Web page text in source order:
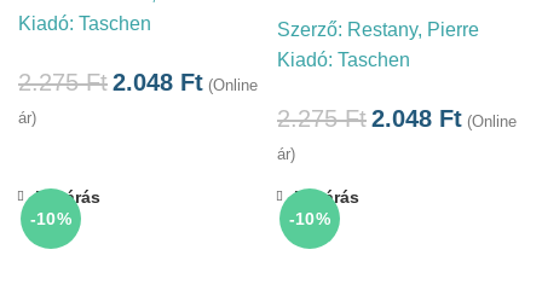
Kiadó: Taschen
2.275Ft2.048 Ft (Online
ár)
Szerző: Restany, Pierre
Kiadó: Taschen
2.275Ft2.048 Ft (Online
ár)
-10%
Bezárás
-10%
Bezárás